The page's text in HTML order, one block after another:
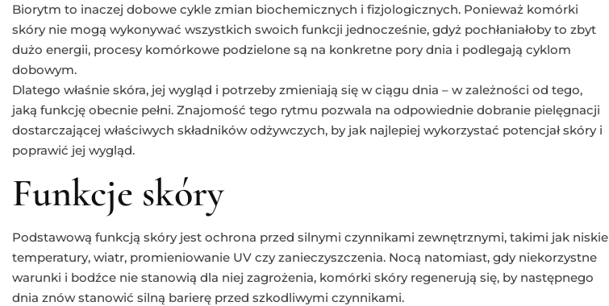
Biorytm to inaczej dobowe cykle zmian biochemicznych i fizjologicznych. Ponieważ komórki
skóry nie mogą wykonywać wszystkich swoich funkcji jednocześnie, gdyż pochłaniałoby to zbyt
dużo energii, procesy komórkowe podzielone są na konkretne pory dnia i podlegają cyklom
dobowym.
Dlatego właśnie skóra, jej wygląd i potrzeby zmieniają się w ciągu dnia – w zależności od tego,
jaką funkcję obecnie pełni. Znajomość tego rytmu pozwala na odpowiednie dobranie pielęgnacji
dostarczającej właściwych składników odżywczych, by jak najlepiej wykorzystać potencjał skóry i
poprawić jej wygląd.
Funkcje skóry
Podstawową funkcją skóry jest ochrona przed silnymi czynnikami zewnętrznymi, takimi jak niskie
temperatury, wiatr, promieniowanie UV czy zanieczyszczenia. Nocą natomiast, gdy niekorzystne
warunki i bodźce nie stanowią dla niej zagrożenia, komórki skóry regenerują się, by następnego
dnia znów stanowić silną barierę przed szkodliwymi czynnikami.